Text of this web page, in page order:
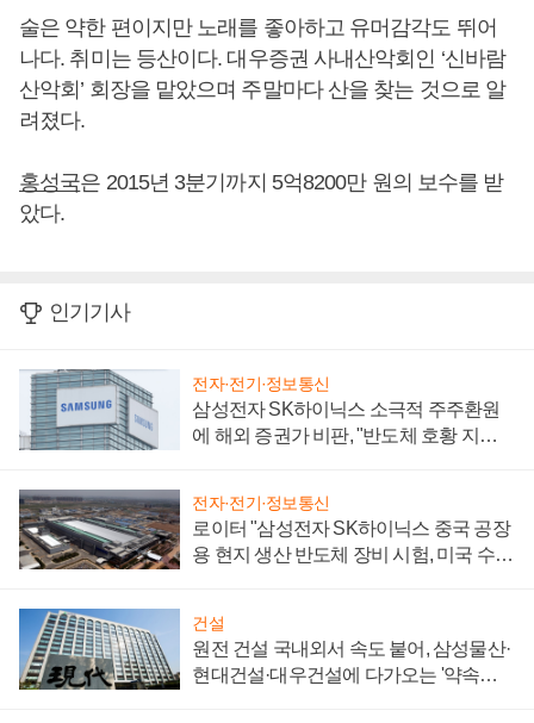
술은 약한 편이지만 노래를 좋아하고 유머감각도 뛰어
나다. 취미는 등산이다. 대우증권 사내산악회인 ‘신바람
산악회’ 회장을 맡았으며 주말마다 산을 찾는 것으로 알
려졌다.
홍성국은 2015년 3분기까지 5억8200만 원의 보수를 받
았다.
인기기사
전자·전기·정보통신
삼성전자 SK하이닉스 소극적 주주환원
에 해외 증권가 비판, "반도체 호황 지속
전자·전기·정보통신
로이터 "삼성전자 SK하이닉스 중국 공장
용 현지 생산 반도체 장비 시험, 미국 수출
건설
원전 건설 국내외서 속도 붙어, 삼성물산·
현대건설·대우건설에 다가오는 '약속의